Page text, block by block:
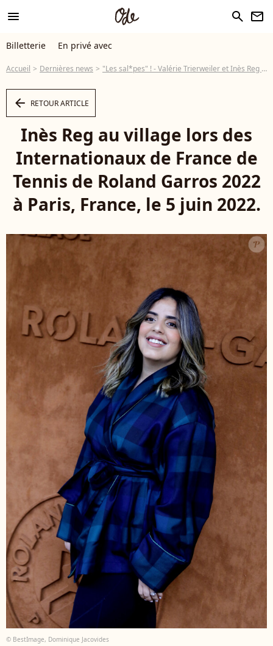
menu search newsletter
Billetterie En privé avec
Accueil Dernières news "Les sal*pes" ! - Valérie Trierweiler et Inès Reg en guerre dans Pékin Express : les insultes fusent...
arrow_left RETOUR ARTICLE
Inès Reg au village lors des
Internationaux de France de
Tennis de Roland Garros 2022
à Paris, France, le 5 juin 2022.
© BestImage, Dominique Jacovides